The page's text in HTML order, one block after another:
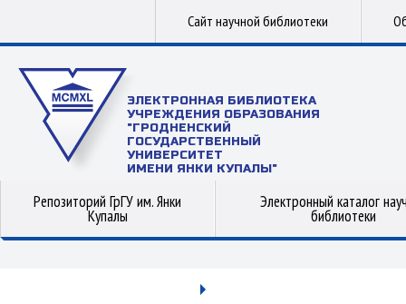
Сайт научной библиотеки
ЭЛЕКТРОННАЯ БИБЛИОТЕКА
УЧРЕЖДЕНИЯ ОБРАЗОВАНИЯ
"ГРОДНЕНСКИЙ
ГОСУДАРСТВЕННЫЙ
УНИВЕРСИТЕТ
ИМЕНИ ЯНКИ КУПАЛЫ"
Репозиторий ГрГУ им. Янки
Купалы
Электронный каталог
библиотеки